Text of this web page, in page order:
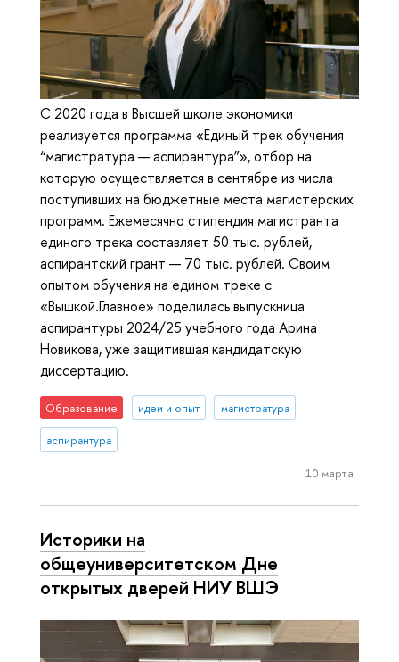
С 2020 года в Высшей школе экономики
реализуется программа «Единый трек обучения
“магистратура — аспирантура”», отбор на
которую осуществляется в сентябре из числа
поступивших на бюджетные места магистерских
программ. Ежемесячно стипендия магистранта
единого трека составляет 50 тыс. рублей,
аспирантский грант — 70 тыс. рублей. Своим
опытом обучения на едином треке с
«Вышкой.Главное» поделилась выпускница
аспирантуры 2024/25 учебного года Арина
Новикова, уже защитившая кандидатскую
диссертацию.
Образование идеи и опыт магистратура
аспирантура
10 марта
Историки на
общеуниверситетском Дне
открытых дверей НИУ ВШЭ